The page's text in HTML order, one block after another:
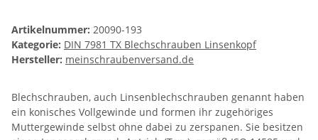
Artikelnummer: 20090-193
Kategorie: DIN 7981 TX Blechschrauben Linsenkopf
Hersteller: meinschraubenversand.de
Blechschrauben, auch Linsenblechschrauben genannt haben
ein konisches Vollgewinde und formen ihr zugehöriges
Muttergewinde selbst ohne dabei zu zerspanen. Sie besitzen